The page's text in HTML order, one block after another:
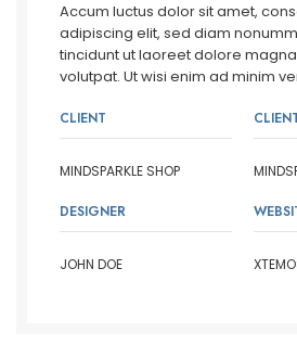
Accum luctus dolor sit amet,
adipiscing elit, sed diam
tincidunt ut laoreet dolore
volutpat. Ut wisi enim ad minim
CLIENT
MINDSPARKLE SHOP
DESIGNER
JOHN DOE